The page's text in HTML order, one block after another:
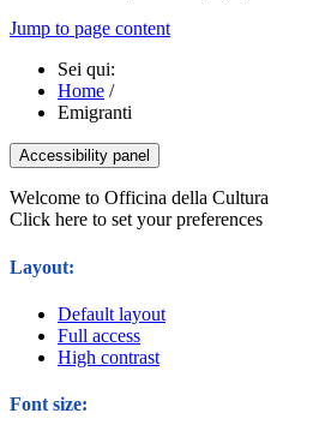
Jump to page content
Sei qui:
Home /
Emigranti
Accessibility panel
Welcome to Officina della Cultura
Click here to set your preferences
Layout:
Default layout
Full access
High contrast
Font size: